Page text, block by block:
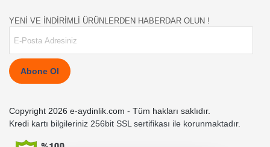
YENİ VE İNDİRİMLİ ÜRÜNLERDEN HABERDAR OLUN !
Abone Ol
Copyright 2026 e-aydinlik.com - Tüm hakları saklıdır.
Kredi kartı bilgileriniz 256bit SSL sertifikası ile korunmaktadır.